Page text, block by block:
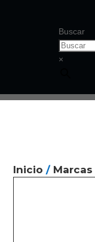
Buscar
×
Inicio / Marcas